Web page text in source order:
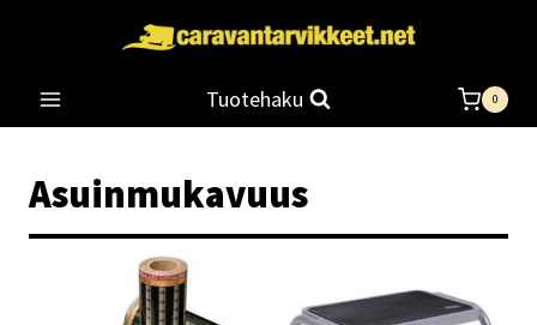
Tuotehaku 0
Asuinmukavuus